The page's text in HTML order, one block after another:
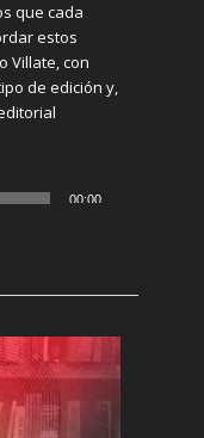
que cada
estos
Villate,con
de edición y,
00:00